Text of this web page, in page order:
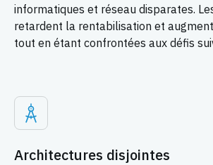
informatiques et réseau disparates.
retardent la rentabilisation et
tout en étant confrontées aux défis
Architectures disjointes